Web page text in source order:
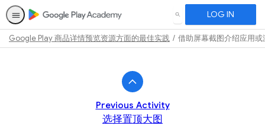
SEARCH LOG IN
Google Play 商品详情预览资源方面的最佳实践 借助屏幕截图介绍应用或
Previous Activity
选择置顶大图